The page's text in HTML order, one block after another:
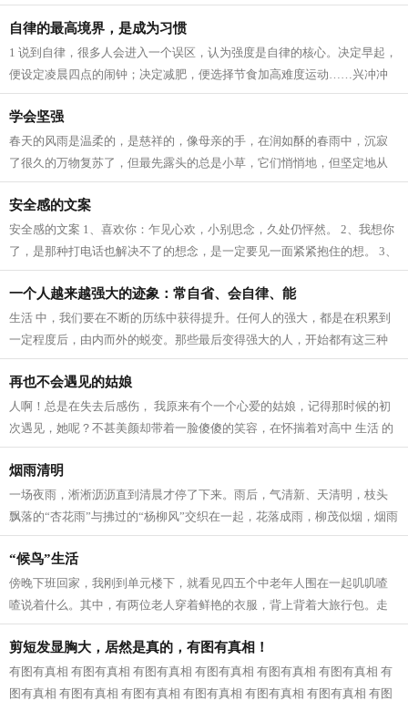
因。所以我一直在期待着 人生 跟季节...
自律的最高境界，是成为习惯
1 说到自律，很多人会进入一个误区，认为强度是自律的核心。决定早起，
便设定凌晨四点的闹钟；决定减肥，便选择节食加高难度运动……兴冲冲
立目标，却因为强度太大，内心已有...
学会坚强
春天的风雨是温柔的，是慈祥的，像母亲的手，在润如酥的春雨中，沉寂
了很久的万物复苏了，但最先露头的总是小草，它们悄悄地，但坚定地从
土里钻出来，为山野铺上一层绿色，充...
安全感的文案
安全感的文案 1、喜欢你：乍见心欢，小别思念，久处仍怦然。 2、我想你
了，是那种打电话也解决不了的想念，是一定要见一面紧紧抱住的想。 3、
我爱这个世界上的三件事：太阳，月...
一个人越来越强大的迹象：常自省、会自律、能
生活 中，我们要在不断的历练中获得提升。任何人的强大，都是在积累到
一定程度后，由内而外的蜕变。那些最后变得强大的人，开始都有这三种
迹象。 常自省 人生 路上，每个人的境...
再也不会遇见的姑娘
人啊！总是在失去后感伤， 我原来有个一个心爱的姑娘，记得那时候的初
次遇见，她呢？不甚美颜却带着一脸傻傻的笑容，在怀揣着对高中 生活 的
向往，在人群中拥挤寻找着我的老师...
烟雨清明
一场夜雨，淅淅沥沥直到清晨才停了下来。雨后，气清新、天清明，枝头
飘落的“杏花雨”与拂过的“杨柳风”交织在一起，花落成雨，柳茂似烟，烟雨
清明寄深情。 清明，逐雨而来。...
“候鸟”生活
傍晚下班回家，我刚到单元楼下，就看见四五个中老年人围在一起叽叽喳
喳说着什么。其中，有两位老人穿着鲜艳的衣服，背上背着大旅行包。走
近一看，原来是婆婆和公公，我已经快...
剪短发显胸大，居然是真的，有图有真相！
有图有真相 有图有真相 有图有真相 有图有真相 有图有真相 有图有真相 有
图有真相 有图有真相 有图有真相 有图有真相 有图有真相 有图有真相 有图